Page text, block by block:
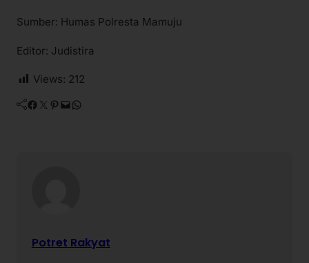
Sumber: Humas Polresta Mamuju
Editor: Judistira
Views: 212
Facebook Twitter Pinterest Mail WhatsApp
Potret Rakyat